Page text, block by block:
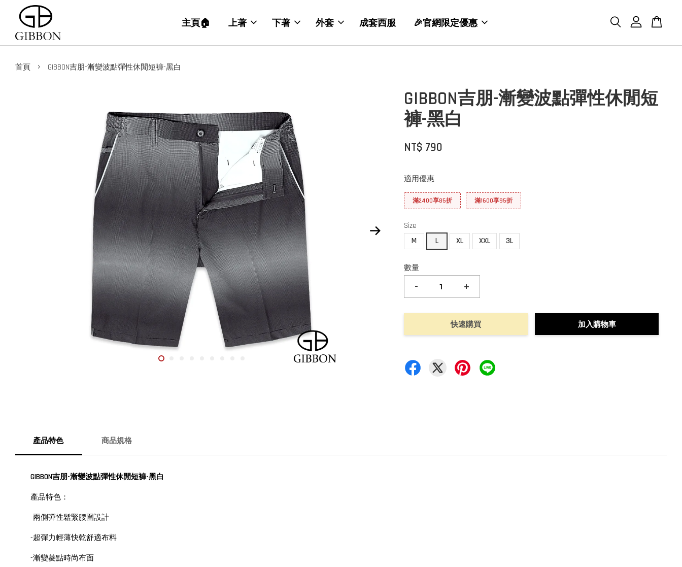
主頁🏠 上著 下著 外套 成套西服 🎉官網限定優惠
首頁 › GIBBON吉朋-漸變波點彈性休閒短褲-黑白
GIBBON吉朋-漸變波點彈性休閒短
褲-黑白
NT$ 790
適用優惠
滿2400享85折 滿1600享95折
Size
M
L XL XXL 3L
數量
- +
快速購買 加入購物車
產品特色 商品規格
GIBBON吉朋-漸變波點彈性休閒短褲-黑白
產品特色：
-兩側彈性鬆緊腰圍設計
-超彈力輕薄快乾舒適布料
-漸變菱點時尚布面